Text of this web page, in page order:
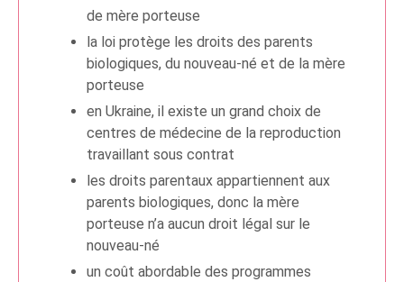
de mère porteuse
la loi protège les droits des parents
biologiques, du nouveau-né et de la mère
porteuse
en Ukraine, il existe un grand choix de
centres de médecine de la reproduction
travaillant sous contrat
les droits parentaux appartiennent aux
parents biologiques, donc la mère
porteuse n’a aucun droit légal sur le
nouveau-né
un coût abordable des programmes